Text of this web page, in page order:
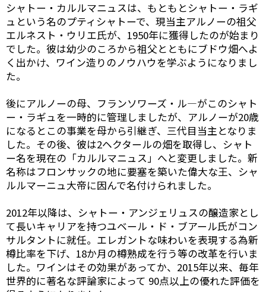
シャトー・カルルマニュスは、もともとシャトー・ラギ
ュという名のプティシャトーで、現当主アルノーの祖父
エルネスト・ウリエ氏が、1950年に獲得したのが始まり
でした。彼は幼少のころから祖父とともにブドウ畑へよ
く出かけ、ワイン造りのノウハウを学ぶようになりまし
た。
後にアルノーの母、フランソワーズ・ル―がこのシャト
ー・ラギュを一時的に管理しましたが、アルノーが20歳
になるとこの事業を母から引継ぎ、三代目当主となりま
した。その後、彼は2ヘクタールの畑を取得し、シャト
ー名を現在の「カルルマニュス」へと変更しました。新
名称はフロンサックの地に要塞を築いた偉大な王、シャ
ルルマーニュ大帝に因んで名付けられました。
2012年以降は、シャトー・アンジェリュスの醸造家とし
て長いキャリアを持つユベール・ド・ブアール氏がコン
サルタントに就任。エレガントな味わいを表現する為新
樽比率を下げ、18か月の樽熟成を行う等の改革を行いま
した。ワインはその効果があってか、2015年以来、毎年
世界的に著名な評論家によって 90点以上の優れた評価を